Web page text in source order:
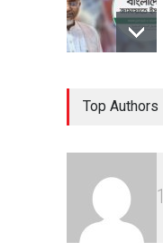
Top Authors
1